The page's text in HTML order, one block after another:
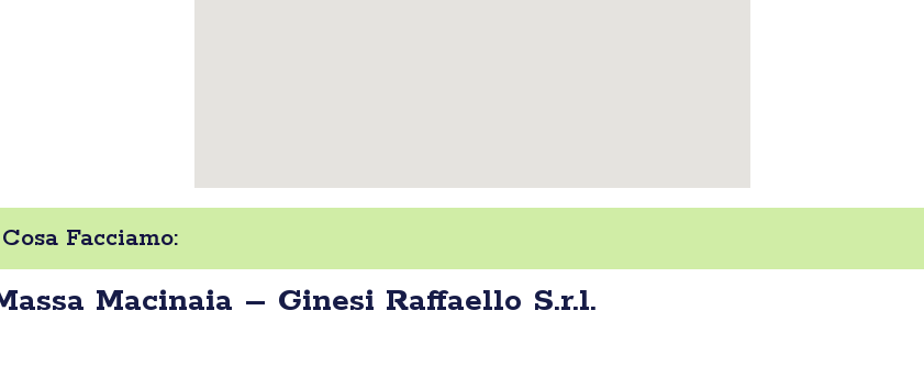
Facciamo:
Macinaia – Ginesi Raffaello S.r.l.